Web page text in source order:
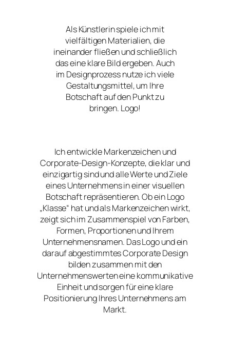
Als Künstlerin spiele ich mit
vielfältigen Materialien, die
ineinander fließen und schließlich
das eine klare Bild ergeben. Auch
im Designprozess nutze ich viele
Gestaltungsmittel, um Ihre
Botschaft auf den Punkt zu
bringen. Logo!
Ich entwickle Markenzeichen und
Corporate-Design-Konzepte, die klar und
einzigartig sind und alle Werte und Ziele
eines Unternehmens in einer visuellen
Botschaft repräsentieren. Ob ein Logo
„Klasse“ hat und als Markenzeichen wirkt,
zeigt sich im Zusammenspiel von Farben,
Formen, Proportionen und Ihrem
Unternehmensnamen. Das Logo und ein
darauf abgestimmtes Corporate Design
bilden zusammen mit den
Unternehmenswerten eine kommunikative
Einheit und sorgen für eine klare
Positionierung Ihres Unternehmens am
Markt.